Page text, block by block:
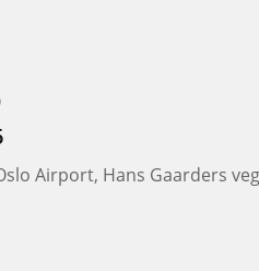
Airport, Hans Gaarders